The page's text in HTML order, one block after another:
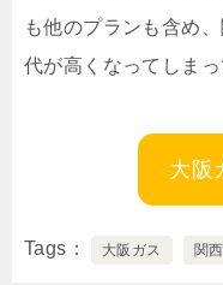
も他のプランも含め
代が高くなってしまっ
大阪
Tags 大阪ガス 関